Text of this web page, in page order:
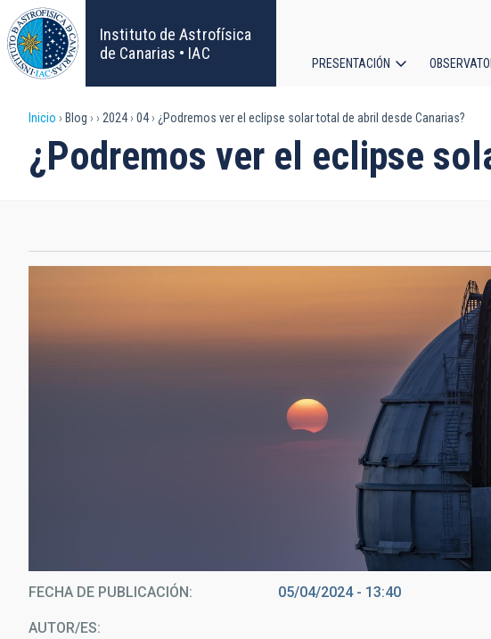
Pasar
al
contenido
principal
Instituto de Astrofísica
de Canarias • IAC
principal
PRESENTACIÓN
Sobrescribir
enlaces
ayuda
la
Inicio Blog 2024 04 ¿Podremos ver el eclipse solar total de abril desde Canarias?
¿Podremos ver el eclipse
Eclipse solar desde el ORM del 14 de
FECHA DE PUBLICACIÓN 05/04/2024 - 13:40
AUTOR/ES